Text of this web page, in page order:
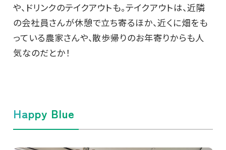
や、ドリンクのテイクアウトも。テイクアウトは、近隣
の会社員さんが休憩で立ち寄るほか、近くに畑をも
っている農家さんや、散歩帰りのお年寄りからも人
気なのだとか！
Happy Blue